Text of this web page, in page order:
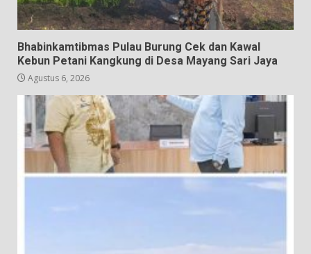
Bhabinkamtibmas Pulau Burung Cek dan Kawal
Kebun Petani Kangkung di Desa Mayang Sari Jaya
Agustus 6, 2026